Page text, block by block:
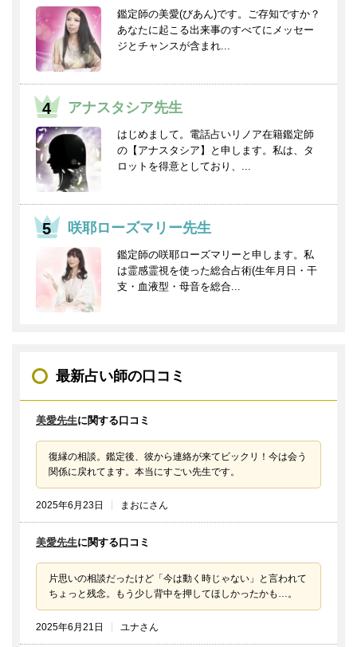
鑑定師の美愛(びあん)です。ご存知ですか？
あなたに起こる出来事のすべてにメッセー
ジとチャンスが含まれ...
アナスタシア先生
はじめまして。電話占いリノア在籍鑑定師
の【アナスタシア】と申します。私は、タ
ロットを得意としており、...
咲耶ローズマリー先生
鑑定師の咲耶ローズマリーと申します。私
は霊感霊視を使った総合占術(生年月日・干
支・血液型・母音を総合...
最新占い師の口コミ
美愛先生に関する口コミ
復縁の相談。鑑定後、彼から連絡が来てビックリ！今は会う
関係に戻れてます。本当にすごい先生です。
2025年6月23日 まおにさん
美愛先生に関する口コミ
片思いの相談だったけど「今は動く時じゃない」と言われて
ちょっと残念。もう少し背中を押してほしかったかも…。
2025年6月21日 ユナさん